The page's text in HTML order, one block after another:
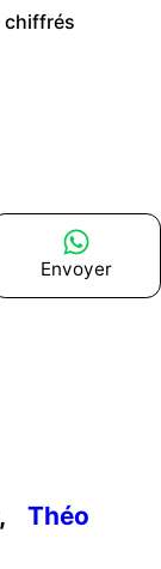
chiffrés
Envoyer
Théo